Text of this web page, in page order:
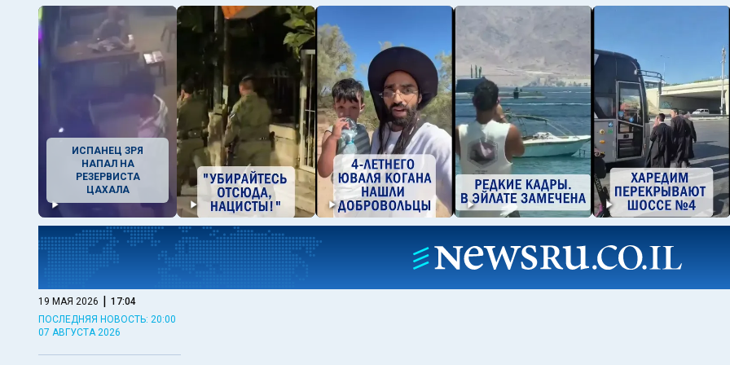
ИСПАНЕЦ ЗРЯ
НАПАЛ НА
РЕЗЕРВИСТА
ЦАХАЛА
19 МАЯ 2026 | 17:04
ПОСЛЕДНЯЯ НОВОСТЬ: 20:00
07 АВГУСТА 2026